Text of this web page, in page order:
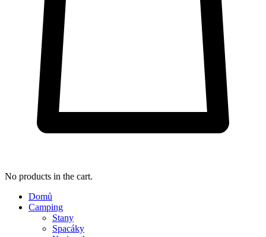
No products in the cart.
Domů
Camping
Stany
Spacáky